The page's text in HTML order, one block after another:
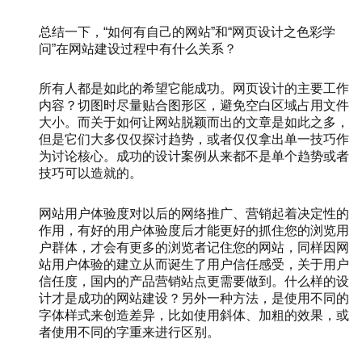
总结一下，“如何有自己的网站”和“网页设计之色彩学
问”在网站建设过程中有什么关系？
所有人都是如此的希望它能成功。网页设计的主要工作
内容？切图时尽量贴合图形区，避免空白区域占用文件
大小。而关于如何让网站脱颖而出的文章是如此之多，
但是它们大多仅仅探讨趋势，或者仅仅拿出单一技巧作
为讨论核心。成功的设计案例从来都不是单个趋势或者
技巧可以造就的。
网站用户体验度对以后的网络推广、营销起着决定性的
作用，有好的用户体验度后才能更好的抓住您的浏览用
户群体，才会有更多的浏览者记住您的网站，同样因网
站用户体验的建立从而诞生了用户信任感受，关于用户
信任度，国内的产品营销站点更需要做到。什么样的设
计才是成功的网站建设？另外一种方法，是使用不同的
字体样式来创造差异，比如使用斜体、加粗的效果，或
者使用不同的字重来进行区别。